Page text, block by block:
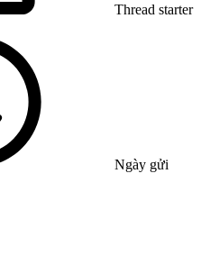
Thread starter
Ngày gửi